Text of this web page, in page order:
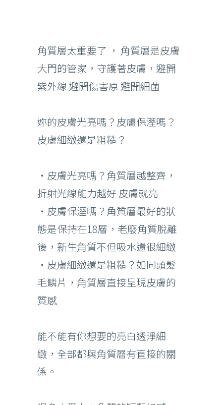
角質層太重要了 ， 角質層是皮膚
大門的管家，守護著皮膚，避開
紫外線 避開傷害原 避開細菌
妳的皮膚光亮嗎？皮膚保溼嗎？
皮膚細緻還是粗糙？
・皮膚光亮嗎？角質層越整齊，
折射光線能力越好 皮膚就亮
・皮膚保溼嗎？角質層最好的狀
態是保持在18層，老廢角質脫離
後，新生角質不但吸水還很細緻
・皮膚細緻還是粗糙？如同頭髮
毛鱗片，角質層直接呈現皮膚的
質感
能不能有你想要的亮白透淨細
緻，全部都與角質層有直接的關
係。